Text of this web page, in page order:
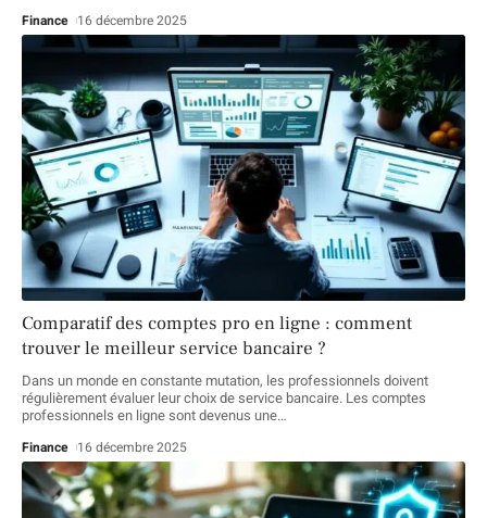
Finance 16 décembre 2025
Comparatif des comptes pro en ligne : comment
trouver le meilleur service bancaire ?
Dans un monde en constante mutation, les professionnels doivent
régulièrement évaluer leur choix de service bancaire. Les comptes
professionnels en ligne sont devenus une…
Finance 16 décembre 2025